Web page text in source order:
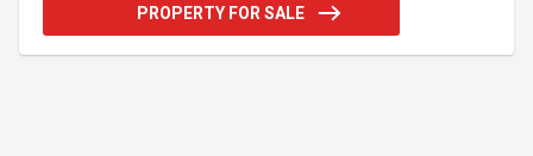
PROPERTY FOR SALE